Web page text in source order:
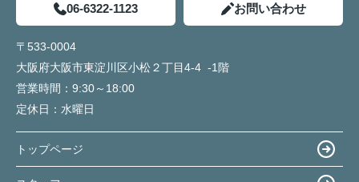
06-6322-1123 お問い合わせ
〒533-0004
大阪府大阪市東淀川区小松２丁目4-4 -1階
営業時間： 9:30～18:00
定休日： 水曜日
トップページ